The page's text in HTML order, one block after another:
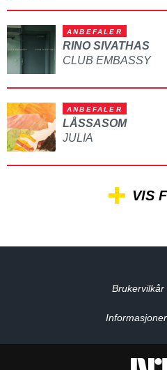
ANBEFALER
RINO SIVATHAS
CLUB EMBASSY
ANBEFALER
LÅSSASOM
JULIA
VIS